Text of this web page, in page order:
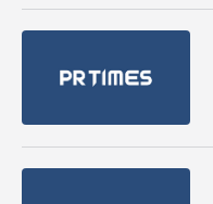
すべらない転職
NEWS
ニュース